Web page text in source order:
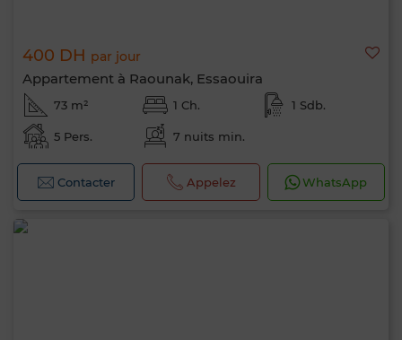
400 DH par jour
Appartement à Raounak, Essaouira
73 m² 1 Ch. 1 Sdb.
5 Pers. 7 nuits min.
Contacter Appelez WhatsApp